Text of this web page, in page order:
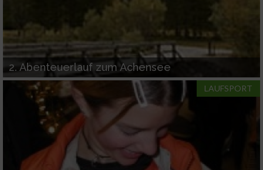
2. Abenteuerlauf zum Achensee
LAUFSPORT
Erstellung von Profilen für personalisierte
Verwendung von Profilen zur Auswahl
personalisierter Werbung
Erstellung von Profilen zur Personalisierung
von Inhalten
Verwendung von Profilen zur Auswahl
personalisierter Inhalte
Messung der Werbeleistung